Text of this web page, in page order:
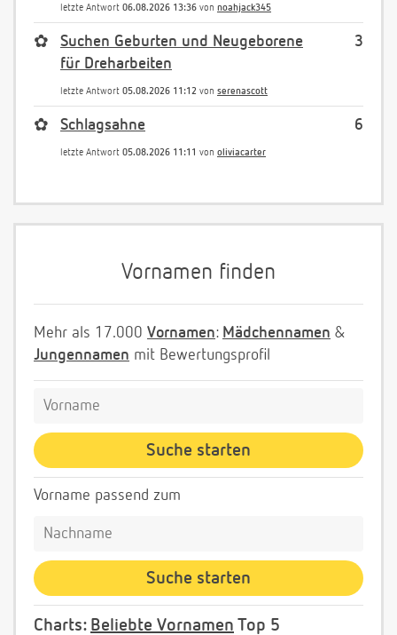
letzte Antwort 06.08.2026 13:36 von noahjack345
3
✿
Suchen Geburten und Neugeborene
für Dreharbeiten
letzte Antwort 05.08.2026 11:12 von serenascott
6
✿ Schlagsahne
letzte Antwort 05.08.2026 11:11 von oliviacarter
Vornamen finden
Mehr als 17.000 Vornamen: Mädchennamen &
Jungennamen mit Bewertungsprofil
Vorname passend zum
Charts: Beliebte Vornamen Top 5